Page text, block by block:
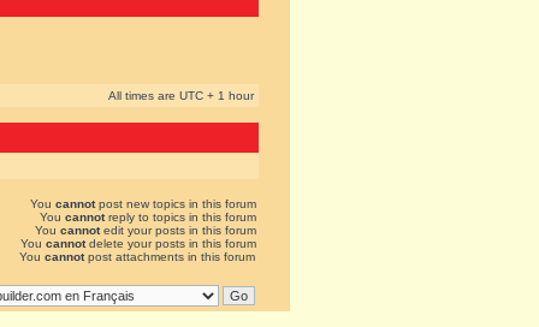
All times are UTC + 1 hour
You cannotpost new topics in this forum
You cannotreply to topics in this forum
You cannotedit your posts in this forum
You cannotdelete your posts in this forum
You cannotpost attachments in this forum